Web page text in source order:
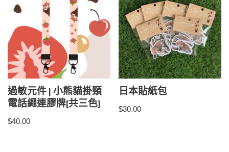
過敏元件 | 小熊貓掛頸
電話繩連膠牌[共三色]
$40.00
日本貼紙包
$30.00